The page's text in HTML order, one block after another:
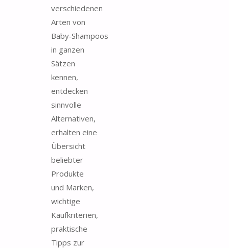
verschiedenen
Arten von
Baby‑Shampoos
in ganzen
Sätzen
kennen,
entdecken
sinnvolle
Alternativen,
erhalten eine
Übersicht
beliebter
Produkte
und Marken,
wichtige
Kaufkriterien,
praktische
Tipps zur